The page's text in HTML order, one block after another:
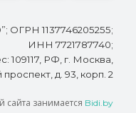
ОГРН 1137746205255;
ИНН 7721787740;
109117, РФ, г. Москва,
д. 93, корп. 2
сайта занимается Bidi.by